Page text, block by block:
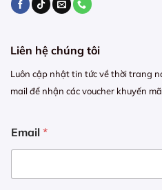
Liên hệ chúng tôi
Luôn cập nhật tin tức về thời trang
mail để nhận các voucher khuyến
m
a
l
Email *